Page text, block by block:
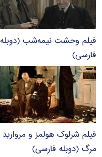
فیلم وحشت نیمه‌شب (دوبله
فارسی)
فیلم شرلوک هولمز و مروارید
مرگ (دوبله فارسی)